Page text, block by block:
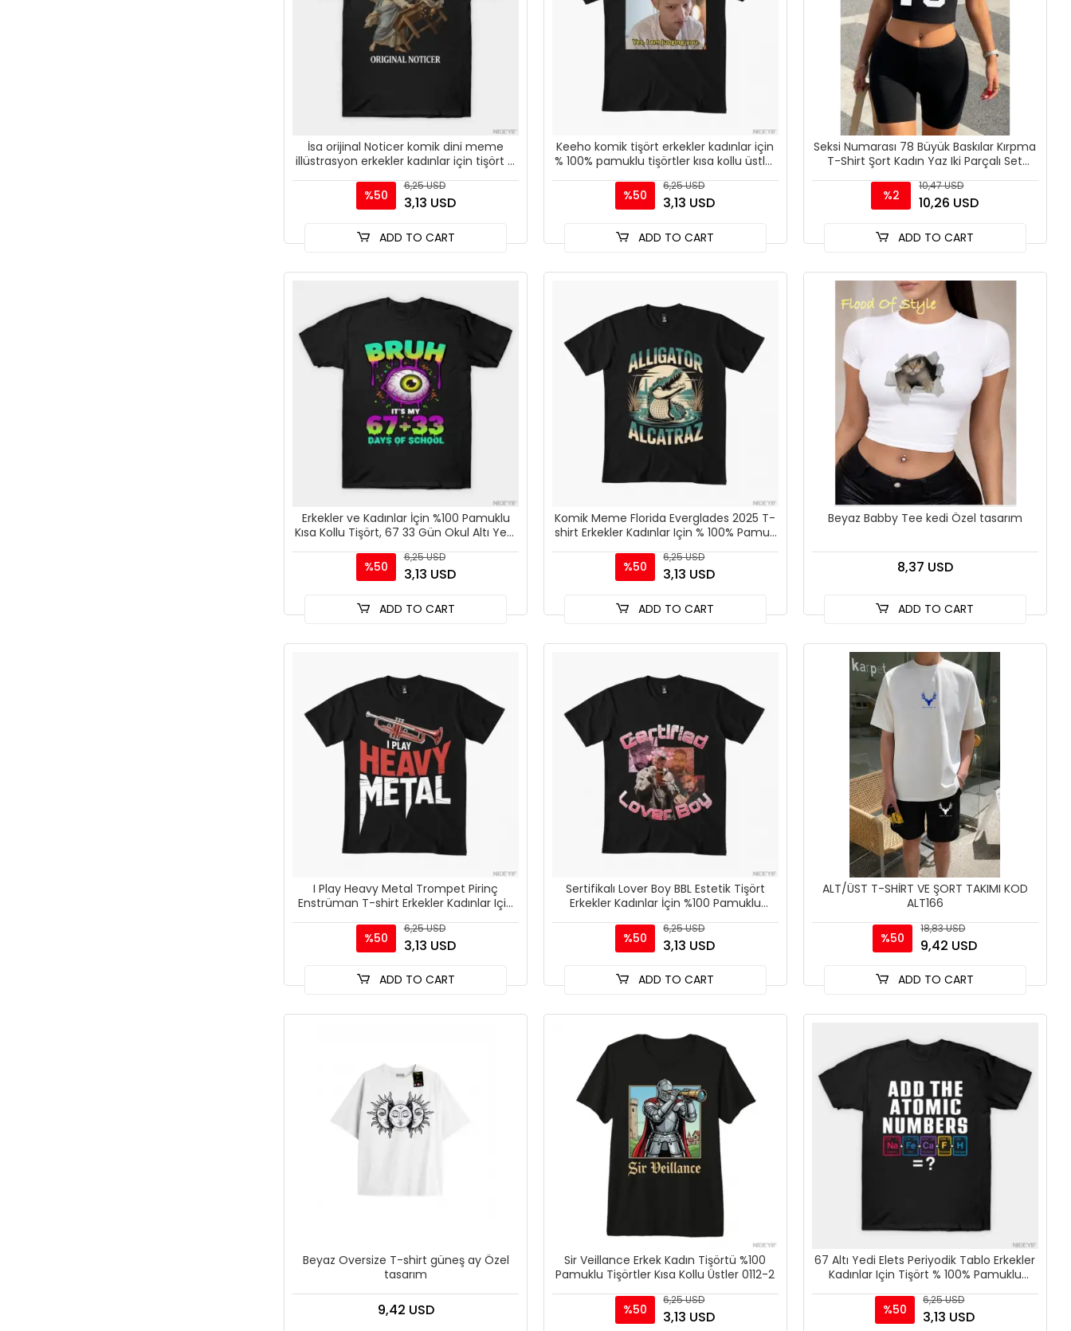
İsa orijinal Noticer komik dini meme
illüstrasyon erkekler kadınlar için tişört %
%50
6,25 USD
3,13 USD
ADD TO CART
Keeho komik tişört erkekler kadınlar için
% 100% pamuklu tişörtler kısa kollu üstler
%50
6,25 USD
3,13 USD
ADD TO CART
Seksi Numarası 78 Büyük Baskılar Kırpma
T-Shirt Şort Kadın Yaz Iki Parçalı Set
%2
10,47 USD
10,26 USD
ADD TO CART
Erkekler ve Kadınlar İçin %100 Pamuklu
Kısa Kollu Tişört, 67 33 Gün Okul Altı Yedi
%50
6,25 USD
3,13 USD
ADD TO CART
Komik Meme Florida Everglades 2025 T-
shirt Erkekler Kadınlar Için % 100% Pamuk
%50
6,25 USD
3,13 USD
ADD TO CART
Beyaz Babby Tee kedi Özel tasarım
8,37 USD
ADD TO CART
I Play Heavy Metal Trompet Pirinç
Enstrüman T-shirt Erkekler Kadınlar Için
%50
6,25 USD
3,13 USD
ADD TO CART
Sertifikalı Lover Boy BBL Estetik Tişört
Erkekler Kadınlar İçin %100 Pamuklu
%50
6,25 USD
3,13 USD
ADD TO CART
ALT/ÜST T-SHİRT VE ŞORT TAKIMI KOD
ALT166
%50
18,83 USD
9,42 USD
ADD TO CART
Beyaz Oversize T-shirt güneş ay Özel
tasarım
9,42 USD
Sir Veillance Erkek Kadın Tişörtü %100
Pamuklu Tişörtler Kısa Kollu Üstler 0112-2
%50
6,25 USD
3,13 USD
67 Altı Yedi Elets Periyodik Tablo Erkekler
Kadınlar Için Tişört % 100% Pamuklu
%50
6,25 USD
3,13 USD